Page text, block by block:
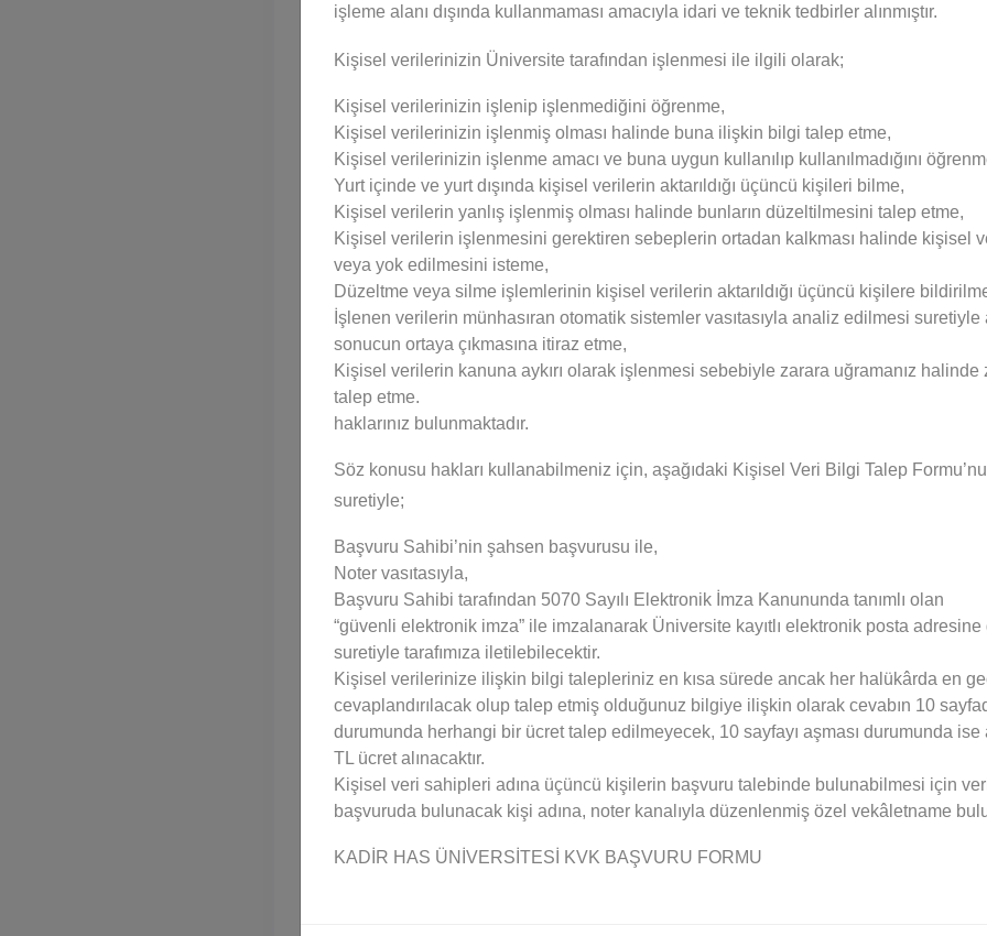
Öğrenci
Mezun
Yüksek
Lisans
Öğrenci
Mezun
Lisans
Öğrenci
Mezun
Öğrenci
Mezun
Lise
Mezun
YABANCI DİL BİLGİSİ
Yabancı Dil *
işleme alanı dışında kullanmaması amacıyla idari ve teknik tedbirler alınmıştır.
Kişisel verilerinizin Üniversite tarafından işlenmesi ile ilgili olarak;
Kişisel verilerinizin işlenip işlenmediğini öğrenme,
Kişisel verilerinizin işlenmiş olması halinde buna ilişkin bilgi talep etme,
Kişisel verilerinizin işlenme amacı ve buna uygun kullanılıp kullanılmadığını
Yurt içinde ve yurt dışında kişisel verilerin aktarıldığı üçüncü kişileri bilme,
Kişisel verilerin yanlış işlenmiş olması halinde bunların düzeltilmesini talep etme,
Kişisel verilerin işlenmesini gerektiren sebeplerin ortadan kalkması halinde kişisel
veya yok edilmesini isteme,
Düzeltme veya silme işlemlerinin kişisel verilerin aktarıldığı üçüncü kişilere
İşlenen verilerin münhasıran otomatik sistemler vasıtasıyla analiz edilmesi
sonucun ortaya çıkmasına itiraz etme,
Kişisel verilerin kanuna aykırı olarak işlenmesi sebebiyle zarara uğramanız halinde
talep etme.
haklarınız bulunmaktadır.
Söz konusu hakları kullanabilmeniz için, aşağıdaki Kişisel Veri Bilgi Talep
suretiyle;
Başvuru Sahibi’nin şahsen başvurusu ile,
Noter vasıtasıyla,
Başvuru Sahibi tarafından 5070 Sayılı Elektronik İmza Kanununda tanımlı olan
“güvenli elektronik imza” ile imzalanarak Üniversite kayıtlı elektronik posta
suretiyle tarafımıza iletilebilecektir.
Kişisel verilerinize ilişkin bilgi talepleriniz en kısa sürede ancak her halükârda en
cevaplandırılacak olup talep etmiş olduğunuz bilgiye ilişkin olarak cevabın 10
durumunda herhangi bir ücret talep edilmeyecek, 10 sayfayı aşması durumunda ise
TL ücret alınacaktır.
Kişisel veri sahipleri adına üçüncü kişilerin başvuru talebinde bulunabilmesi için
başvuruda bulunacak kişi adına, noter kanalıyla düzenlenmiş özel vekâletname
KADİR HAS ÜNİVERSİTESİ KVK BAŞVURU FORMU